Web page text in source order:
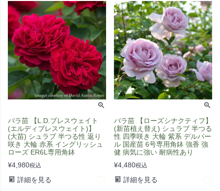
バラ苗 【L.D.ブレスウェイト
(エルディブレスウェイト)】
(大苗) シュラブ 半つる性 返り
咲き 大輪 赤系 イングリッシュ
ローズ ER6L専用角鉢
¥4,980税込
詳細を見る
バラ苗 【ローズシナクティフ】
(新苗植え替え) シュラブ 半つる
性 四季咲き 大輪 紫系 デルバー
ル 国産苗 6号専用角鉢 強香 強
健 病気に強い 耐病性あり
¥4,480税込
詳細を見る